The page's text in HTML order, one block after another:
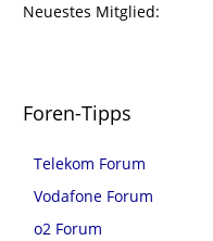
Neuestes Mitglied
Foren-Tipps
Telekom Forum
Vodafone Forum
o2 Forum